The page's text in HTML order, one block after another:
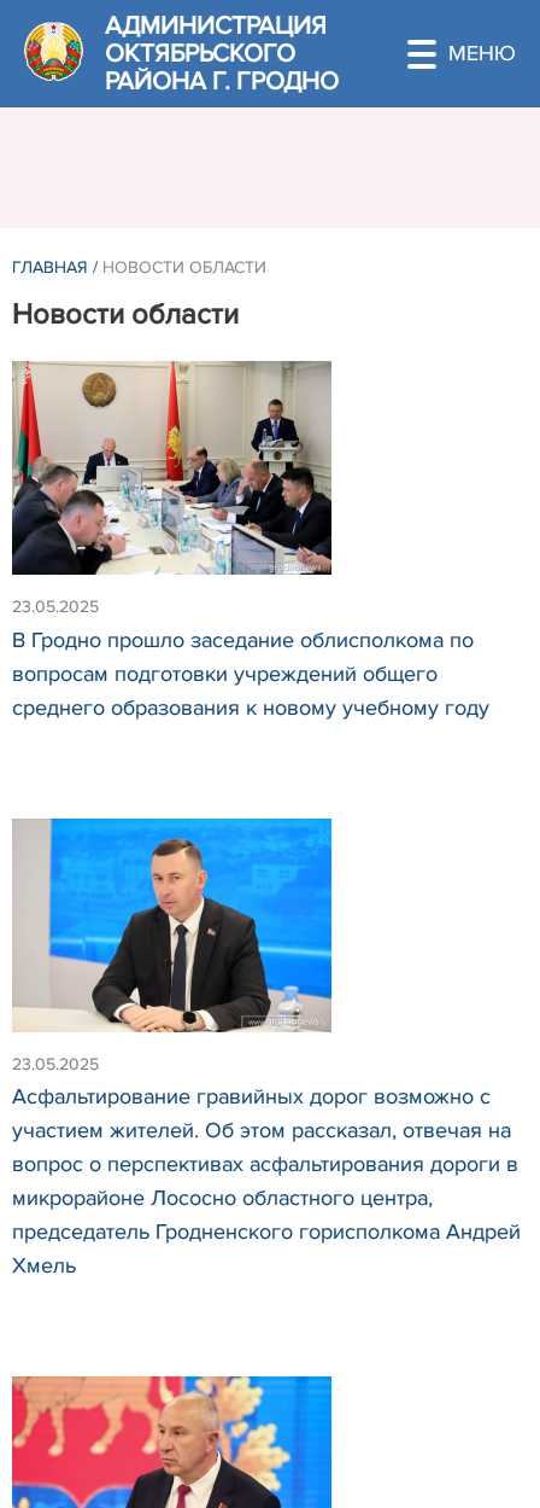
АДМИНИСТРАЦИЯ
ОКТЯБРЬСКОГО
РАЙОНА Г. ГРОДНО
ГЛАВНАЯ / НОВОСТИ ОБЛАСТИ
Новости области
23.05.2025
В Гродно прошло заседание облисполкома по
вопросам подготовки учреждений общего
среднего образования к новому учебному году
23.05.2025
Асфальтирование гравийных дорог возможно с
участием жителей. Об этом рассказал, отвечая на
вопрос о перспективах асфальтирования дороги в
микрорайоне Лососно областного центра,
председатель Гродненского горисполкома Андрей
Хмель